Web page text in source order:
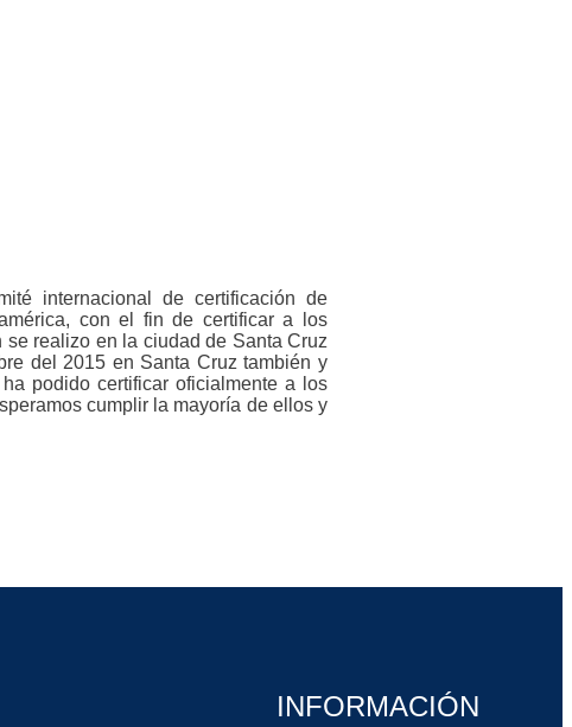
internacional de certificación de
con el fin de certificar a los
realizo en la ciudad de Santa Cruz
del 2015 en Santa Cruz también y
podido certificar oficialmente a los
cumplir la mayoría de ellos y
INFORMACIÓN